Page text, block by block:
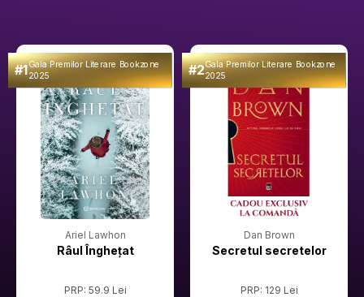
#1Gala Premilor Literare Bookzone
2025
Ariel Lawhon
Râul Înghețat
PRP: 59.9 Lei
#2Gala Premilor Literare Bookzone
2025
Dan Brown
Secretul secretelor
PRP: 129 Lei